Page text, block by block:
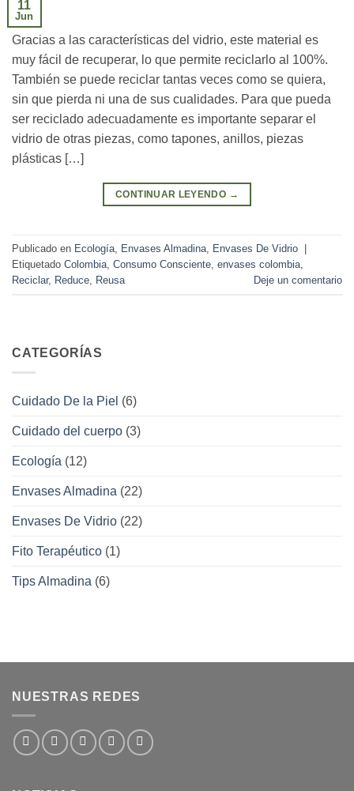
11
Jun
Gracias a las características del vidrio, este material es
muy fácil de recuperar, lo que permite reciclarlo al 100%.
También se puede reciclar tantas veces como se quiera,
sin que pierda ni una de sus cualidades. Para que pueda
ser reciclado adecuadamente es importante separar el
vidrio de otras piezas, como tapones, anillos, piezas
plásticas […]
CONTINUAR LEYENDO →
Publicado en Ecología Envases Almadina Envases De Vidrio |
Etiquetado Colombia Consumo Consciente envases colombia
Reciclar, Reduce Reusa Deje un comentario
CATEGORÍAS
Cuidado De la Piel (6)
Cuidado del cuerpo (3)
Ecología (12)
Envases Almadina (22)
Envases De Vidrio (22)
Fito Terapéutico (1)
Tips Almadina (6)
NUESTRAS REDES